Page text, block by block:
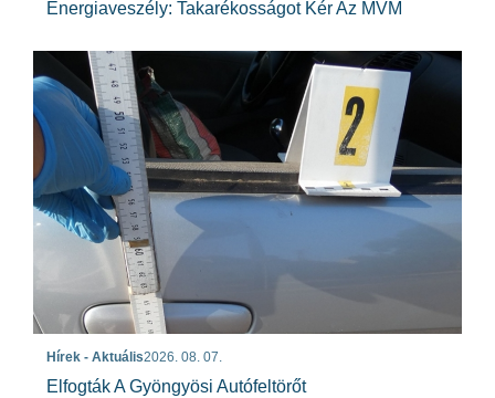
Energiaveszély: Takarékosságot Kér Az MVM
Hírek - Aktuális2026. 08. 07.
Elfogták A Gyöngyösi Autófeltörőt